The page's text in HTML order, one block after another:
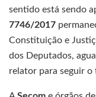
sentido está sendo
7746/2017
Constituição e
dos Deputados,
relator para seguir